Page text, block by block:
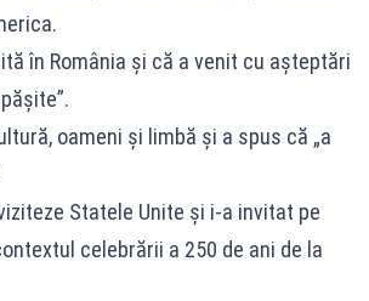
în România și că a venit cu așteptări
oameni și limbă și a spus că „a
Statele Unite și i-a invitat pe
celebrării a 250 de ani de la